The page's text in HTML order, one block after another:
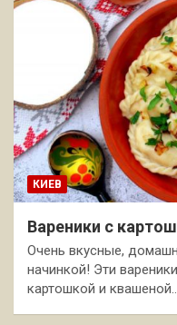
КИЕВ
Вареники с
Очень вкусные,
начинкой! Эти
картошкой и квашеной…